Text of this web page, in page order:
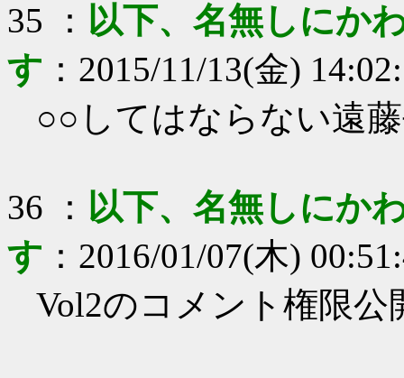
35 ： 以下、名無しにか
す ： 2015/11/13(金)
○○してはならない遠
36 ： 以下、名無しにか
す ： 2016/01/07(木)
Vol2のコメント権限公